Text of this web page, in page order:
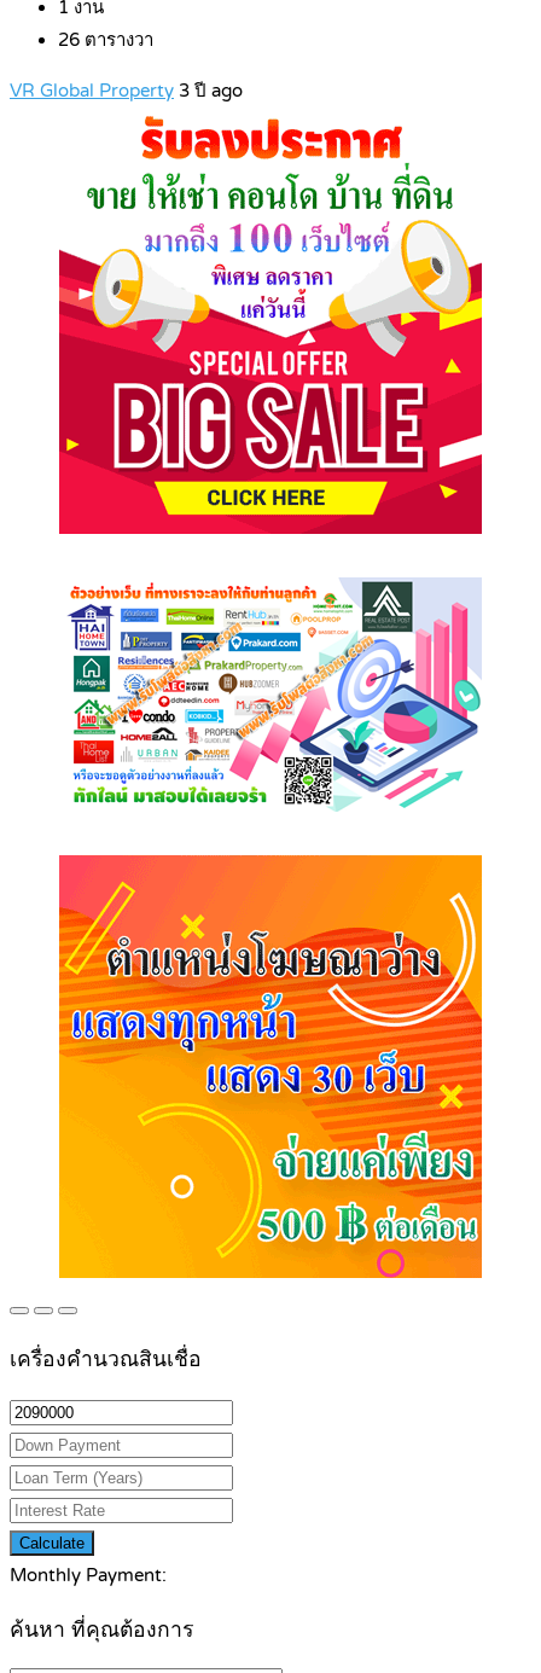
1 งาน
26 ตารางวา
VR Global Property 3 ปี ago
เครื่องคำนวณสินเชื่อ
Calculate
Monthly Payment:
ค้นหา ที่คุณต้องการ